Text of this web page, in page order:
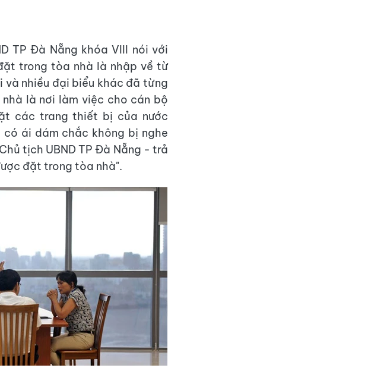
TP Đà Nẵng khóa VIII nói với
trong tòa nhà là nhập về từ
và nhiều đại biểu khác đã từng
là nơi làm việc cho cán bộ
các trang thiết bị của nước
ái dám chắc không bị nghe
tịch UBND TP Đà Nẵng - trả
đặt trong tòa nhà".